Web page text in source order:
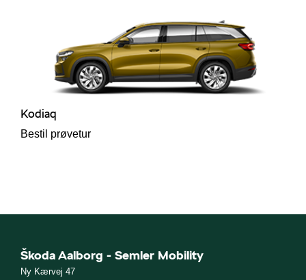
Kodiaq
Bestil prøvetur
Škoda Aalborg - Semler Mobility
Ny Kærvej 47